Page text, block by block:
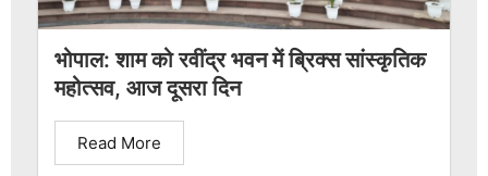
भोपाल: शाम को रवींद्र भवन में ब्रिक्स सांस्कृतिक
महोत्सव, आज दूसरा दिन
Read More